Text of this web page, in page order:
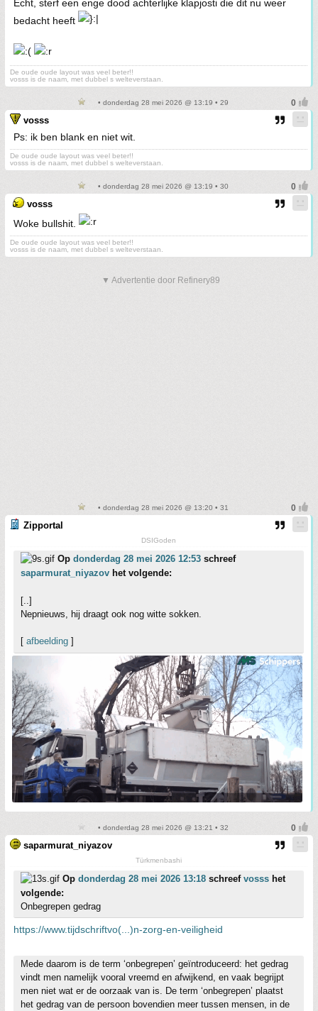
Echt, sterf een enge dood achterlijke klapjosti die dit nu weer
bedacht heeft
De oude oude layout was veel beter!!
vosss is de naam, met dubbel s welteverstaan.
• donderdag 28 mei 2026 @ 13:19 • 29
vosss
Ps: ik ben blank en niet wit.
De oude oude layout was veel beter!!
vosss is de naam, met dubbel s welteverstaan.
• donderdag 28 mei 2026 @ 13:19 • 30
vosss
Woke bullshit.
De oude oude layout was veel beter!!
vosss is de naam, met dubbel s welteverstaan.
▼ Advertentie door Refinery89
• donderdag 28 mei 2026 @ 13:20 • 31
Zipportal
DSIGoden
Op donderdag 28 mei 2026 12:53 schreef
saparmurat_niyazov het volgende:
[..]
Nepnieuws, hij draagt ook nog witte sokken.
[ afbeelding ]
• donderdag 28 mei 2026 @ 13:21 • 32
saparmurat_niyazov
Türkmenbashi
Op donderdag 28 mei 2026 13:18 schreef vosss het
volgende:
Onbegrepen gedrag
https://www.tijdschriftvo(...)n-zorg-en-veiligheid
Mede daarom is de term ‘onbegrepen’ geïntroduceerd: het gedrag
vindt men namelijk vooral vreemd en afwijkend, en vaak begrijpt
men niet wat er de oorzaak van is. De term ‘onbegrepen’ plaatst
het gedrag van de persoon bovendien meer tussen mensen, in de